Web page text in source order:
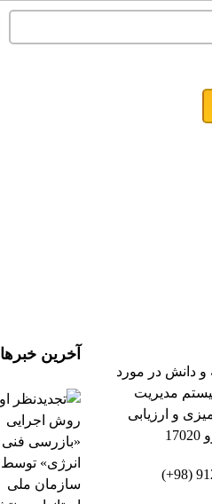
و دانش در مورد
مدیریت
و ارزیابی
آخرین خبرها